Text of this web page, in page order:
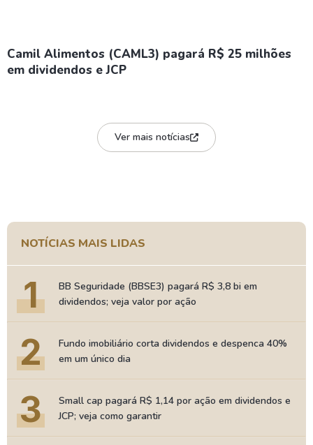
Camil Alimentos (CAML3) pagará R$ 25 milhões
em dividendos e JCP
Ver mais notícias
NOTÍCIAS MAIS LIDAS
1
BB Seguridade (BBSE3) pagará R$ 3,8 bi em
dividendos; veja valor por ação
2
Fundo imobiliário corta dividendos e despenca 40%
em um único dia
3
Small cap pagará R$ 1,14 por ação em dividendos e
JCP; veja como garantir